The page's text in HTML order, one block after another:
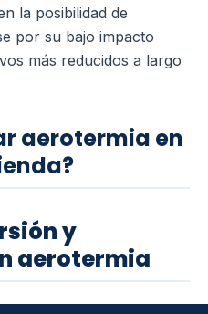
la posibilidad de
por su bajo impacto
más reducidos a largo
aerotermia en
y
aerotermia